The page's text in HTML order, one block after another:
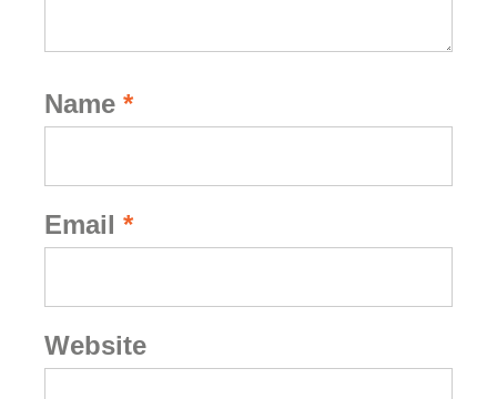
Name *
Email *
Website